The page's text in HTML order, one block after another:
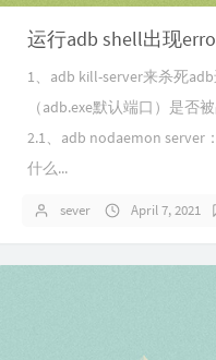
运行adb shell出现
1、adb kill-server来杀死
（adb.exe默认端口）是否
2.1、adb nodaemon server
什么...
sever April 7, 2021